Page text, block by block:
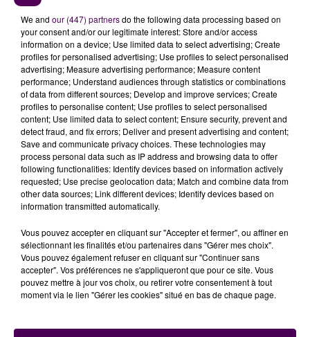
We and our (447) partnersdo the following data processing based on
your consent and/or our legitimate interest: Store and/or access
information on a device; Use limited data to select advertising; Create
profiles for personalised advertising; Use profiles to select personalised
advertising; Measure advertising performance; Measure content
performance; Understand audiences through statistics or combinations
of data from different sources; Develop and improve services; Create
profiles to personalise content; Use profiles to select personalised
content; Use limited data to select content; Ensure security, prevent and
detect fraud, and fix errors; Deliver and present advertising and content;
Save and communicate privacy choices. These technologies may
process personal data such as IP address and browsing data to offer
following functionalities: Identify devices based on information actively
requested; Use precise geolocation data; Match and combine data from
other data sources; Link different devices; Identify devices based on
information transmitted automatically.
Vous pouvez accepter en cliquant sur "Accepter et fermer", ou affiner en
sélectionnant les finalités et/ou partenaires dans "Gérer mes choix".
Vous pouvez également refuser en cliquant sur "Continuer sans
accepter". Vos préférences ne s'appliqueront que pour ce site. Vous
pouvez mettre à jour vos choix, ou retirer votre consentement à tout
moment via le lien "Gérer les cookies" situé en bas de chaque page.